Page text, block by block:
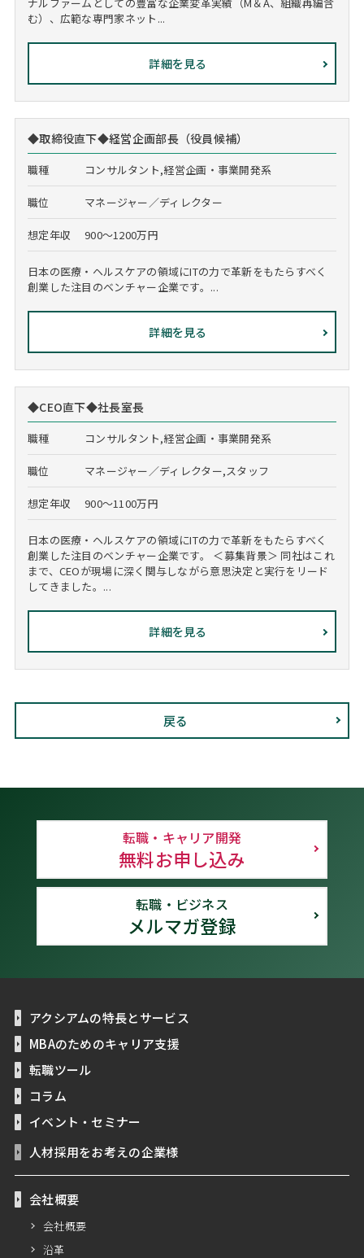
む）、広範な専門家ネット...
詳細を見る
◆取締役直下◆経営企画部長（役員候補）
職種 コンサルタント,経営企画・事業開発系
職位 マネージャー／ディレクター
想定年収 900～1200万円
日本の医療・ヘルスケアの領域にITの力で革新をもたらすべく
創業した注目のベンチャー企業です。...
詳細を見る
◆CEO直下◆社長室長
職種 コンサルタント,経営企画・事業開発系
職位 マネージャー／ディレクター,スタッフ
想定年収 900～1100万円
日本の医療・ヘルスケアの領域にITの力で革新をもたらすべく
創業した注目のベンチャー企業です。 ＜募集背景＞ 同社はこれ
まで、CEOが現場に深く関与しながら意思決定と実行をリード
してきました。...
詳細を見る
戻る
転職・キャリア開発
無料お申し込み
転職・ビジネス
メルマガ登録
アクシアムの特長とサービス
MBAのためのキャリア支援
転職ツール
コラム
イベント・セミナー
人材採用をお考えの企業様
会社概要
会社概要
沿革